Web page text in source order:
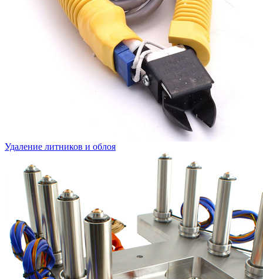
Удаление литников и облоя